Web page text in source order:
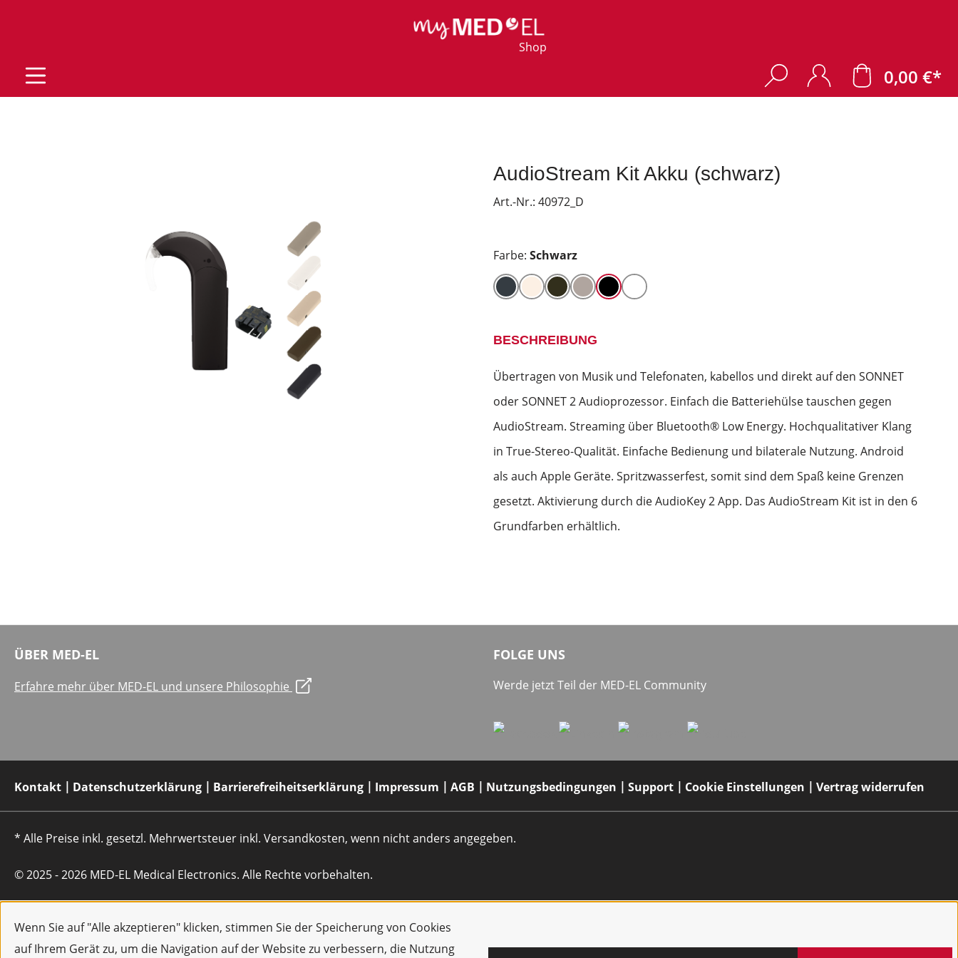
Wenn Sie auf "Alle akzeptieren" klicken, stimmen Sie der Speicherung von Cookies
auf Ihrem Gerät zu, um die Navigation auf der Website zu verbessern, die Nutzung
Shop
0,00 €*
AudioStream Kit Akku (schwarz)
Art.-Nr.: 40972_D
Farbe: Schwarz
BESCHREIBUNG
Übertragen von Musik und Telefonaten, kabellos und direkt auf den SONNET
oder SONNET 2 Audioprozessor. Einfach die Batteriehülse tauschen gegen
AudioStream. Streaming über Bluetooth® Low Energy. Hochqualitativer Klang
in True-Stereo-Qualität. Einfache Bedienung und bilaterale Nutzung. Android
als auch Apple Geräte. Spritzwasserfest, somit sind dem Spaß keine Grenzen
gesetzt. Aktivierung durch die AudioKey 2 App. Das AudioStream Kit ist in den 6
Grundfarben erhältlich.
ÜBER MED-EL
Erfahre mehr über MED-EL und unsere Philosophie
FOLGE UNS
Werde jetzt Teil der MED-EL Community
Kontakt Datenschutzerklärung Barrierefreiheitserklärung Impressum AGB Nutzungsbedingungen Support Cookie Einstellungen Vertrag widerrufen
* Alle Preise inkl. gesetzl. Mehrwertsteuer inkl. Versandkosten, wenn nicht anders angegeben.
© 2025 - 2026 MED-EL Medical Electronics. Alle Rechte vorbehalten.